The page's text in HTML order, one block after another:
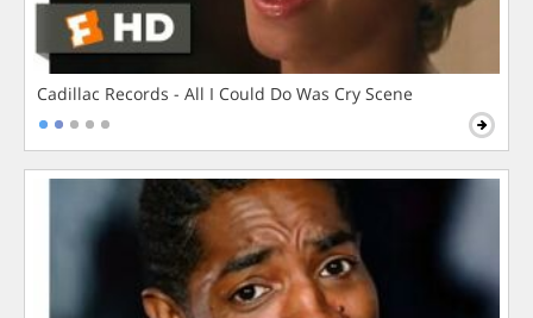
Cadillac Records - All I Could Do Was Cry Scene